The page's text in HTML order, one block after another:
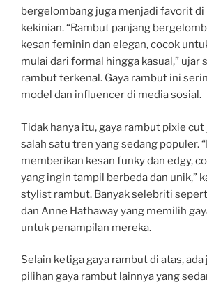
bergelombang juga menjadi favorit di
kekinian. “Rambut panjang
kesan feminin dan elegan, cocok
mulai dari formal hingga kasual,” ujar
rambut terkenal. Gaya rambut ini
model dan influencer di media sosial.
Tidak hanya itu, gaya rambut pixie
salah satu tren yang sedang populer.
memberikan kesan funky dan edgy,
yang ingin tampil berbeda dan unik,”
stylist rambut. Banyak selebriti
dan Anne Hathaway yang memilih
untuk penampilan mereka.
Selain ketiga gaya rambut di atas,
pilihan gaya rambut lainnya yang